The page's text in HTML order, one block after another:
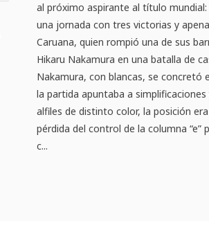
al próximo aspirante al título
una jornada con tres victorias y
Caruana, quien rompió una de sus
Hikaru Nakamura en una batalla de
Nakamura, con blancas, se concretó
la partida apuntaba a
alfiles de distinto color, la posición
pérdida del control de la columna
c...